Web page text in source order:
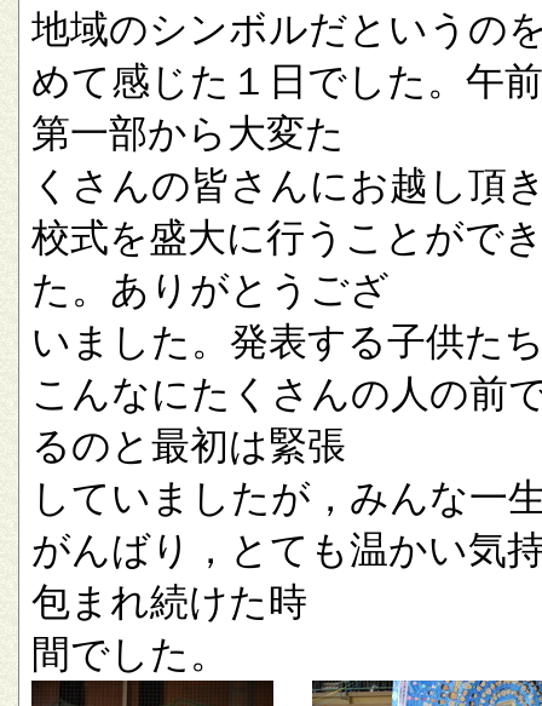
地域のシンボルだというの
めて感じた１日でした。午
第一部から大変た
くさんの皆さんにお越し頂
校式を盛大に行うことがで
た。ありがとうござ
いました。発表する子供た
こんなにたくさんの人の前
るのと最初は緊張
していましたが，みんな一
がんばり，とても温かい気
包まれ続けた時
間でした。